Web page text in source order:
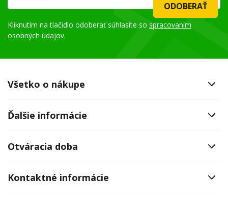
ODOBERAŤ
Kliknutím na tlačidlo odoberať súhlasíte so spracovaním
osobných údajov.
Všetko o nákupe
Ďalšie informácie
Otváracia doba
Kontaktné informácie